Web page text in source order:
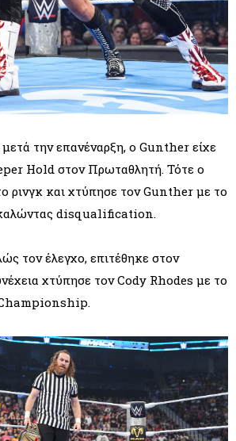
την επανέναρξη, ο Gunther είχε
Hold στον Πρωταθλητή. Τότε ο
ρινγκ και χτύπησε τον Gunther με το
disqualification.
τον έλεγχο, επιτέθηκε στον
χτύπησε τον Cody Rhodes με το